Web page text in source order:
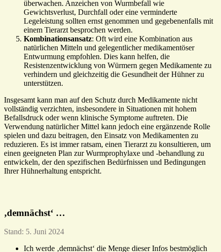
überwachen. Anzeichen von Wurmbefall wie
Gewichtsverlust, Durchfall oder eine verminderte
Legeleistung sollten ernst genommen und gegebenenfalls mit
einem Tierarzt besprochen werden.
Kombinationsansatz: Oft wird eine Kombination aus
natürlichen Mitteln und gelegentlicher medikamentöser
Entwurmung empfohlen. Dies kann helfen, die
Resistenzentwicklung von Würmern gegen Medikamente zu
verhindern und gleichzeitig die Gesundheit der Hühner zu
unterstützen.
Insgesamt kann man auf den Schutz durch Medikamente nicht
vollständig verzichten, insbesondere in Situationen mit hohem
Befallsdruck oder wenn klinische Symptome auftreten. Die
Verwendung natürlicher Mittel kann jedoch eine ergänzende Rolle
spielen und dazu beitragen, den Einsatz von Medikamenten zu
reduzieren. Es ist immer ratsam, einen Tierarzt zu konsultieren, um
einen geeigneten Plan zur Wurmprophylaxe und -behandlung zu
entwickeln, der den spezifischen Bedürfnissen und Bedingungen
Ihrer Hühnerhaltung entspricht.
‚demnächst‘ …
Stand: 5. Juni 2024
Ich werde ‚demnächst‘ die Menge dieser Infos bestmöglich